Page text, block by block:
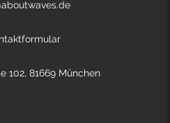
102, 81669 München